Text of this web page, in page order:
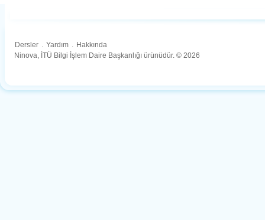
Dersler . Yardım . Hakkında
Ninova, İTÜ Bilgi İşlem Daire Başkanlığı ürünüdür. © 2026